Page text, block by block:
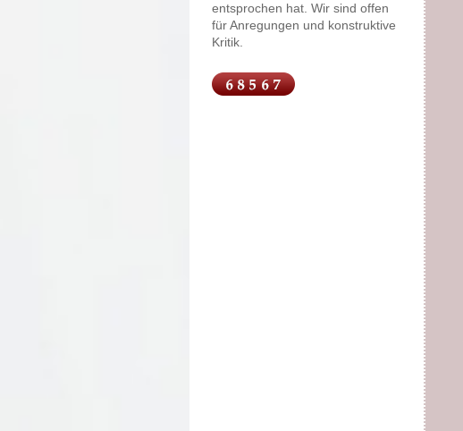
entsprochen hat. Wir sind offen
für Anregungen und konstruktive
Kritik.